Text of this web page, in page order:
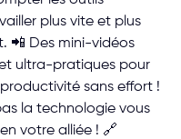
plus vite et plus
📲 Des mini-vidéos
ultra-pratiques pour
sans effort !
la technologie vous
votre alliée ! 🔗